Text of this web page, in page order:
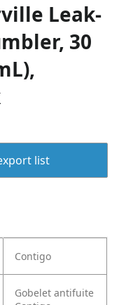
Leak-
30
list
Contigo
Gobelet antifuite